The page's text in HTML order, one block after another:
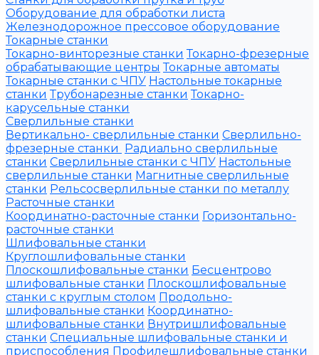
Оборудование для обработки листа
Железнодорожное прессовое оборудование
Токарные станки
Токарно-винторезные станки Токарно-фрезерные
обрабатывающие центры Токарные автоматы
Токарные станки с ЧПУ Настольные токарные
станки Трубонарезные станки Токарно-
карусельные станки
Сверлильные станки
Вертикально- сверлильные станки Сверлильно-
фрезерные станки Радиально сверлильные
станки Сверлильные станки с ЧПУ Настольные
сверлильные станки Магнитные сверлильные
станки Рельсосверлильные станки по металлу
Расточные станки
Координатно-расточные станки Горизонтально-
расточные станки
Шлифовальные станки
Круглошлифовальные станки
Плоскошлифовальные станки Бесцентрово
шлифовальные станки Плоскошлифовальные
станки с круглым столом Продольно-
шлифовальные станки Координатно-
шлифовальные станки Внутришлифовальные
станки Специальные шлифовальные станки и
приспособления Профилешлифовальные станки